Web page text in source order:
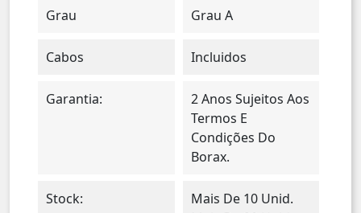
Grau Grau A
Cabos Incluidos
Garantia:
2 Anos Sujeitos Aos
Termos E
Condições Do
Borax.
Stock:
Mais De 10 Unid.